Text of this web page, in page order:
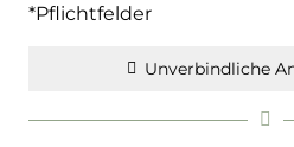
*Pflichtfelder
Unverbindliche